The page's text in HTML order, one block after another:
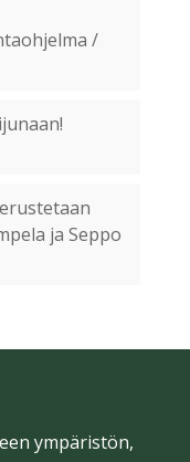
/
ja Seppo
ympäristön,